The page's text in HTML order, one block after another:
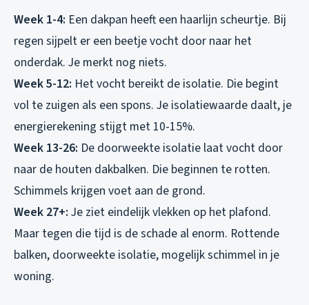
Week 1-4: Een dakpan heeft een haarlijn scheurtje. Bij
regen sijpelt er een beetje vocht door naar het
onderdak. Je merkt nog niets.
Week 5-12: Het vocht bereikt de isolatie. Die begint
vol te zuigen als een spons. Je isolatiewaarde daalt, je
energierekening stijgt met 10-15%.
Week 13-26: De doorweekte isolatie laat vocht door
naar de houten dakbalken. Die beginnen te rotten.
Schimmels krijgen voet aan de grond.
Week 27+: Je ziet eindelijk vlekken op het plafond.
Maar tegen die tijd is de schade al enorm. Rottende
balken, doorweekte isolatie, mogelijk schimmel in je
woning.